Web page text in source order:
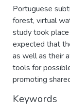
Portuguese
forest, virtual
study took
expected that
as well as their
tools for
promoting
Keywords